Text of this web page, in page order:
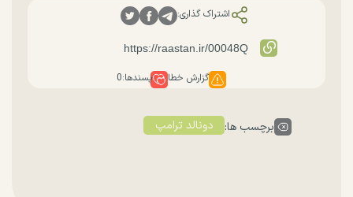
اشتراک گذاری:
گزارش خطا پسندها:0
برچسب ها: دونالد ترامپ